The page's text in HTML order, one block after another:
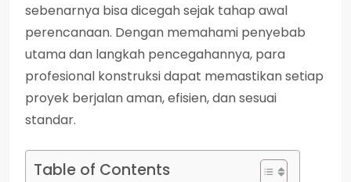
sebenarnya bisa dicegah sejak tahap awal
perencanaan. Dengan memahami penyebab
utama dan langkah pencegahannya, para
profesional konstruksi dapat memastikan setiap
proyek berjalan aman, efisien, dan sesuai
standar.
Table of Contents